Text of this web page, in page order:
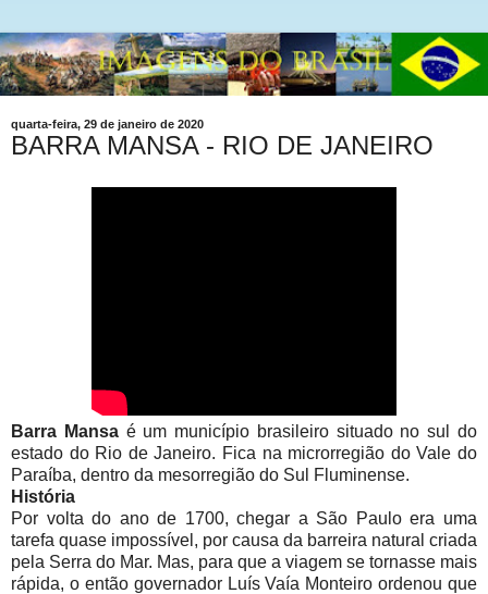
quarta-feira, 29 de janeiro de 2020
BARRA MANSA - RIO DE JANEIRO
Barra Mansaé um município brasileiro situado no sul do
estado do Rio de Janeiro. Fica na microrregião do Vale do
Paraíba, dentro da mesorregião do Sul Fluminense.
História
Por volta do ano de 1700, chegar a São Paulo era uma
tarefa quase impossível, por causa da barreira natural criada
pela Serra do Mar. Mas, para que a viagem se tornasse mais
rápida, o então governador Luís Vaía Monteiro ordenou que